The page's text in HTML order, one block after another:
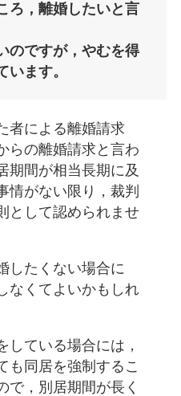
ろ，離婚したいと言
のですが，やむを得
います。
者による離婚請求
らの離婚請求と言わ
期間が相当長期に及
情がない限り，裁判
として認められませ
したくない場合に
なくてよいかもしれ
している場合には，
も同居を強制するこ
で，別居期間が長く